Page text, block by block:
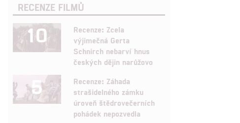
RECENZE FILMŮ
10
Recenze: Zcela
výjimečná Gerta
Schnirch nebarví hnus
českých dějin narůžovo
5
Recenze: Záhada
strašidelného zámku
úroveň štědrovečerních
pohádek nepozvedla